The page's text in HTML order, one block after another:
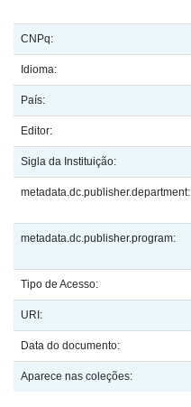
CNPq:
Idioma:
País:
Editor:
Sigla da Instituição:
metadata.dc.publisher.department:
metadata.dc.publisher.program:
Tipo de Acesso:
URI:
Data do documento:
Aparece nas coleções: